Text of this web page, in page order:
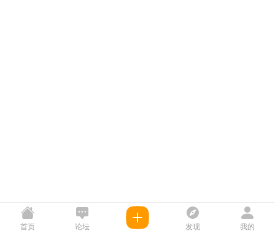
首页 论坛 发现 我的